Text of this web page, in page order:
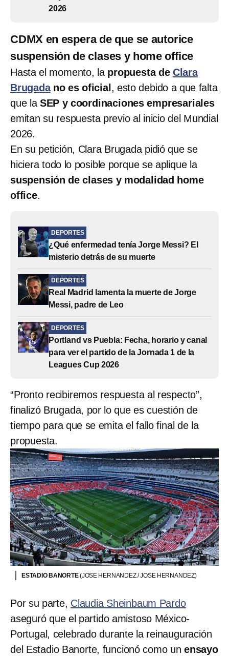
2026
CDMX en espera de que se autorice
suspensión de clases y home office
Hasta el momento, la propuesta de Clara
Brugadano es oficial , esto debido a que falta
que la SEP y coordinaciones empresariales
emitan su respuesta previo al inicio del Mundial
2026.
En su petición, Clara Brugada pidió que se
hiciera todo lo posible porque se aplique la
suspensión de clases y modalidad home
office.
DEPORTES
¿Qué enfermedad tenía Jorge Messi? El
misterio detrás de su muerte
DEPORTES
Real Madrid lamenta la muerte de Jorge
Messi, padre de Leo
DEPORTES
Portland vs Puebla: Fecha, horario y canal
para ver el partido de la Jornada 1 de la
Leagues Cup 2026
“Pronto recibiremos respuesta al respecto”,
finalizó Brugada, por lo que es cuestión de
tiempo para que se emita el fallo final de la
propuesta.
ESTADIO BANORTE(JOSE HERNANDEZ / JOSE HERNANDEZ)
Por su parte, Claudia Sheinbaum Pardo
aseguró que el partido amistoso México-
Portugal, celebrado durante la reinauguración
del Estadio Banorte, funcionó como un ensayo